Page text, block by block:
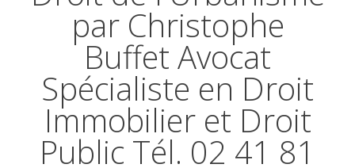
par Christophe
Buffet Avocat
Spécialiste en Droit
Immobilier et Droit
Public Tél. 02 41 81